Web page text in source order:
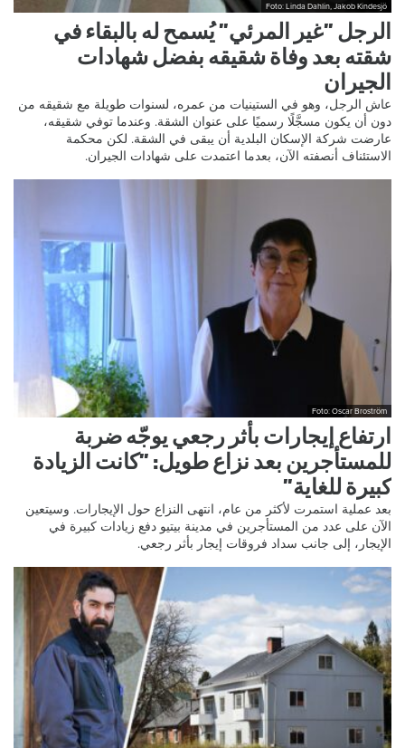
Foto: Linda Dahlin, Jakob Kindesjö
الرجل ”غير المرئي” يُسمح له بالبقاء في
شقته بعد وفاة شقيقه بفضل شهادات
الجيران
عاش الرجل، وهو في الستينيات من عمره، لسنوات طويلة مع شقيقه من
دون أن يكون مسجَّلًا رسميًا على عنوان الشقة. وعندما توفي شقيقه،
عارضت شركة الإسكان البلدية أن يبقى في الشقة. لكن محكمة
الاستئناف أنصفته الآن، بعدما اعتمدت على شهادات الجيران.
Foto: Oscar Broström
ارتفاع إيجارات بأثر رجعي يوجّه ضربة
للمستأجرين بعد نزاع طويل: ”كانت الزيادة
كبيرة للغاية”
بعد عملية استمرت لأكثر من عام، انتهى النزاع حول الإيجارات. وسيتعين
الآن على عدد من المستأجرين في مدينة بيتيو دفع زيادات كبيرة في
الإيجار، إلى جانب سداد فروقات إيجار بأثر رجعي.